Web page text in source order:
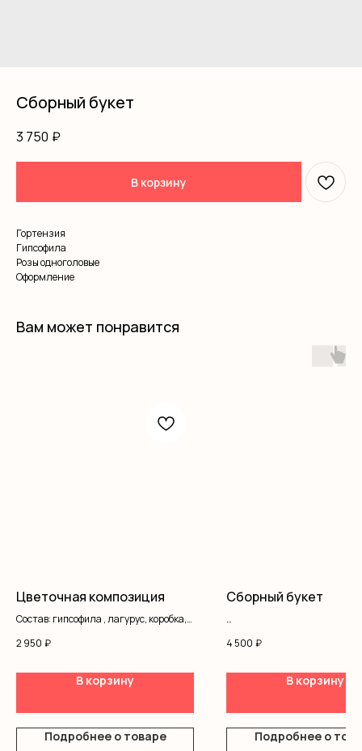
Сборный букет
3 750 ₽
В корзину
Гортензия
Гипсофила
Розы одноголовые
Оформление
Вам может понравится
Цветочная композиция
Состав: гипсофила , лагурус, коробка,
2 950 ₽
В корзину
Подробнее о товаре
Сборный букет
Фрезия
Антиринум
Эвкалипт
4 500 ₽
В корзину
Подробнее о